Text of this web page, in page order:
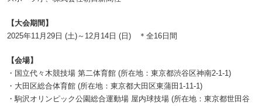
【大会期間】
2025年11月29日 (土)～12月14日 (日) ＊全16日間
【会場】
・国立代々木競技場 第二体育館 (所在地：東京都渋谷区神南2-1-1)
・大田区総合体育館 (所在地：東京都大田区東蒲田1-11-1)
・駒沢オリンピック公園総合運動場 屋内球技場 (所在地：東京都世田谷